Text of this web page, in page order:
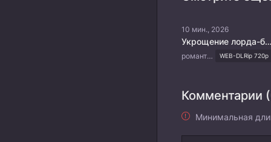
10 мин., 2026
Укрощение лорда-бабника
романтика WEB-DLRip 720p
Комментарии
Минимальная